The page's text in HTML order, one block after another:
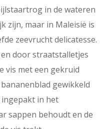
in de wateren
zijn, maar in Maleisië is
zeevrucht delicatesse.
door straatstalletjes
vis met een gekruid
gewikkeld
ingepakt in het
sappen behoudt en de